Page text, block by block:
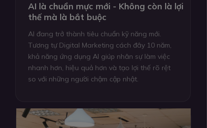
AI là chuẩn mực mới - Không còn là lợi
thế mà là bắt buộc
AI đang trở thành tiêu chuẩn kỹ năng mới.
Tương tự Digital Marketing cách đây 10 năm,
khả năng ứng dụng AI giúp nhân sự làm việc
nhanh hơn, hiệu quả hơn và tạo lợi thế rõ rệt
so với những người chậm cập nhật.